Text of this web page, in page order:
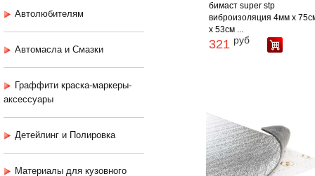
Автолюбителям
Автомасла и Смазки
Граффити краска-маркеры-
аксессуары
Детейлинг и Полировка
Материалы для кузовного
бимаст super stp
виброизоляция 4мм х
х 53см ...
321 руб